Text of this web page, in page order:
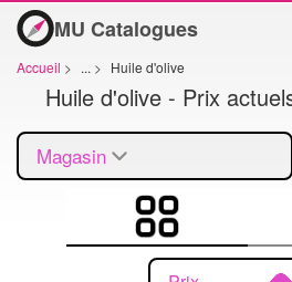
MU Catalogues
Accueil > ... > Huile d'olive
Huile d'olive - Prix
Magasin